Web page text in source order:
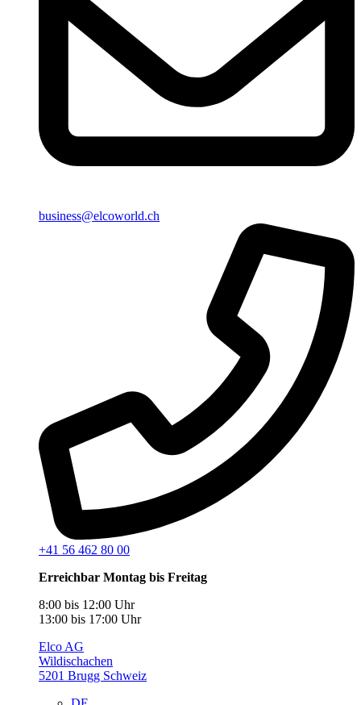
business@elcoworld.ch
+41 56 462 80 00
Erreichbar Montag bis Freitag
8:00 bis 12:00 Uhr
13:00 bis 17:00 Uhr
Elco AG
Wildischachen
5201 Brugg Schweiz